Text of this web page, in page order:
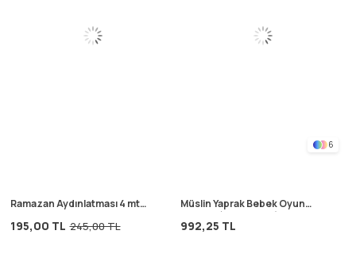
Ramazan Aydınlatması 4 mt
195,00 TL 245,00 TL
6
Müslin Yaprak Bebek Oyun
Minderi (Yıkanmıştır) Pembe
992,25 TL